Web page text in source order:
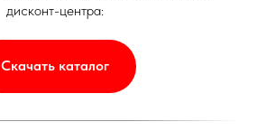
дисконт-центра:
Скачать каталог